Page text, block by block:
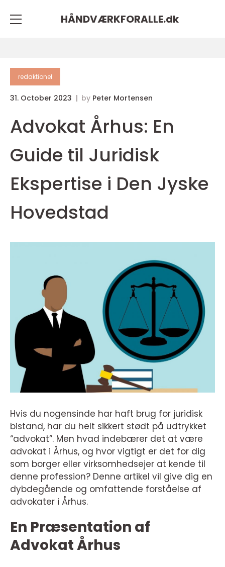
HÅNDVÆRKFORALLE.dk
redaktionel
31. October 2023 by Peter Mortensen
Advokat Århus: En
Guide til Juridisk
Ekspertise i Den Jyske
Hovedstad
Hvis du nogensinde har haft brug for juridisk
bistand, har du helt sikkert stødt på udtrykket
“advokat”. Men hvad indebærer det at være
advokat i Århus, og hvor vigtigt er det for dig
som borger eller virksomhedsejer at kende til
denne profession? Denne artikel vil give dig en
dybdegående og omfattende forståelse af
advokater i Århus.
En Præsentation af
Advokat Århus